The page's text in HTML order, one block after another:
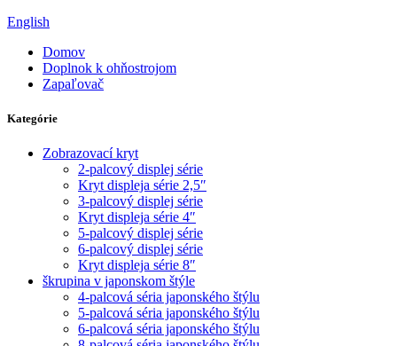
English
Domov
Doplnok k ohňostrojom
Zapaľovač
Kategórie
Zobrazovací kryt
2-palcový displej série
Kryt displeja série 2,5″
3-palcový displej série
Kryt displeja série 4″
5-palcový displej série
6-palcový displej série
Kryt displeja série 8″
škrupina v japonskom štýle
4-palcová séria japonského štýlu
5-palcová séria japonského štýlu
6-palcová séria japonského štýlu